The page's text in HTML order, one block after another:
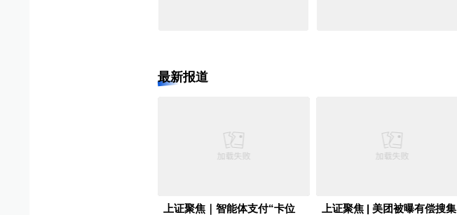
最新报道
上证聚焦｜智能体支付“卡位
上证聚焦 | 美团被曝有偿搜集